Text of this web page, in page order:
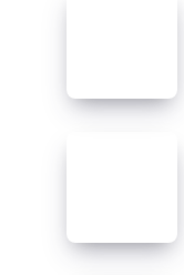
einfach
kleine